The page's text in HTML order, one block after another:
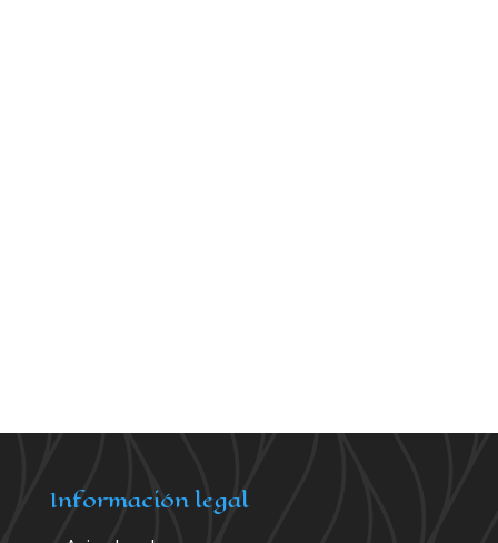
Información legal